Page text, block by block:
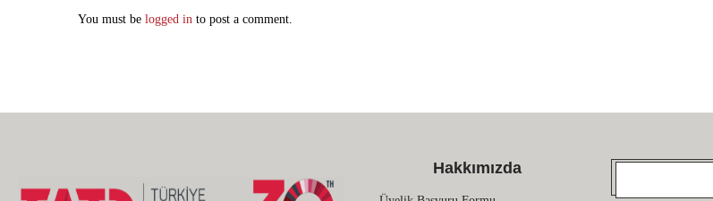
You must be logged in to post a comment.
Hakkımızda